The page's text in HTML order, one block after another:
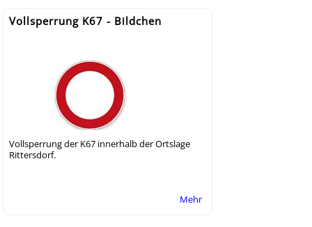
Vollsperrung K67 - Bildchen
Vollsperrung der K67 innerhalb der Ortslage
Rittersdorf.
Mehr